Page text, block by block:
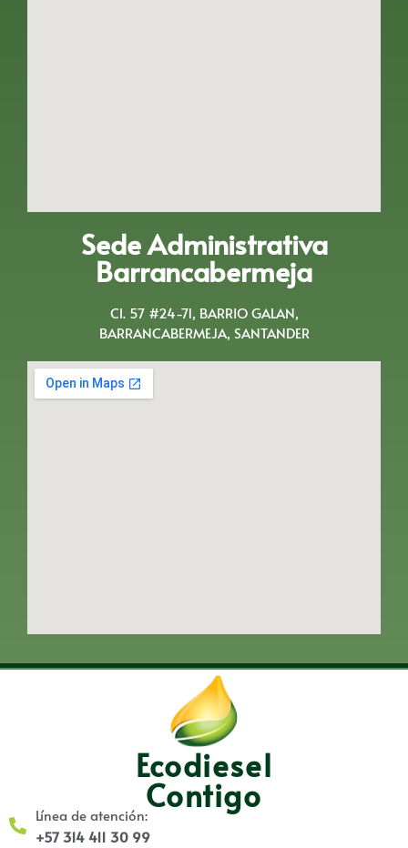
Sede Administrativa
Barrancabermeja
Cl. 57 #24-71, BARRIO GALAN,
BARRANCABERMEJA, SANTANDER
Ecodiesel
Contigo
Línea de atención:
+57 314 411 30 99